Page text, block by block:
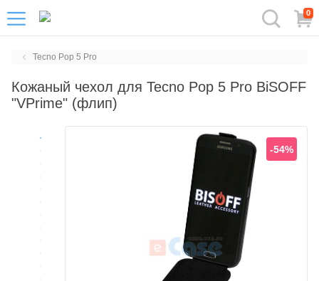
0
Tecno Pop 5 Pro
Кожаный чехол для Tecno Pop 5 Pro BiSOFF
"VPrime" (флип)
-54%